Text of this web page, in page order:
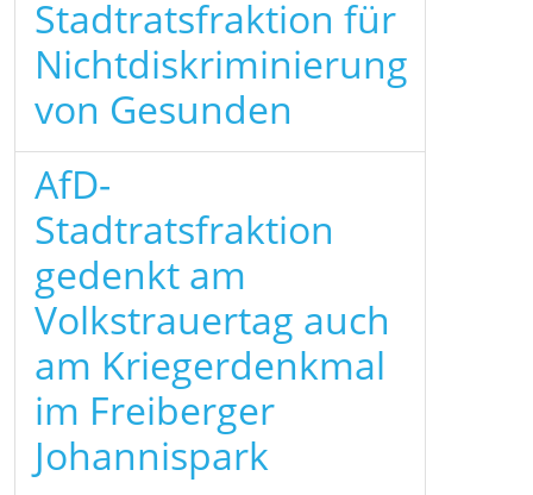
Stadtratsfraktion für
Nichtdiskriminierung
von Gesunden
AfD-
Stadtratsfraktion
gedenkt am
Volkstrauertag auch
am Kriegerdenkmal
im Freiberger
Johannispark